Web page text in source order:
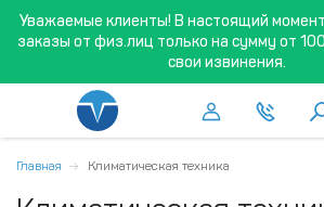
Уважаемые клиенты! В настоящий
заказы от физ.лиц только на сумму от
свои извинения.
Главная Климатическая техника